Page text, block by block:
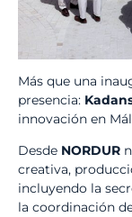
Más que una
presencia:
innovación en
Desde NORDUR
creativa,
incluyendo la
la coordinación